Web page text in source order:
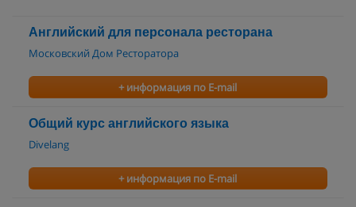
Английский для персонала ресторана
Московский Дом Ресторатора
+ информация по E-mail
Общий курс английского языка
Divelang
+ информация по E-mail